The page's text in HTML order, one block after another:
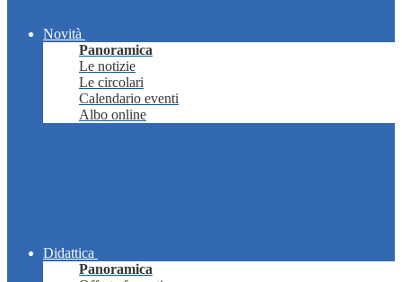
Novità
Panoramica
Le notizie
Le circolari
Calendario eventi
Albo online
Didattica
Panoramica